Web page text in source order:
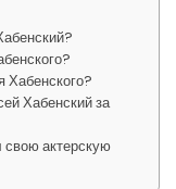
Хабенского?
Хабенский за
свою актерскую